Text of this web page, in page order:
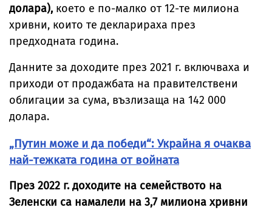
долара), което е по-малко от 12-те милиона
хривни, които те декларираха през
предходната година.
Данните за доходите през 2021 г. включваха и
приходи от продажбата на правителствени
облигации за сума, възлизаща на 142 000
долара.
„Путин може и да победи“: Украйна я очаква
най-тежката година от войната
През 2022 г. доходите на семейството на
Зеленски са намалели на 3,7 милиона хривни